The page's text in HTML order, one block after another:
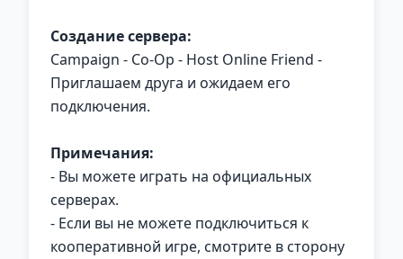
Создание сервера:
Campaign - Co-Op - Host Online Friend -
Приглашаем друга и ожидаем его
подключения.
Примечания:
- Вы можете играть на официальных
серверах.
- Если вы не можете подключиться к
кооперативной игре, смотрите в сторону